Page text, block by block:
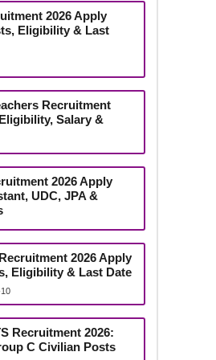
2026 Apply
Eligibility & Last
Recruitment
Salary &
2026 Apply
UDC, JPA &
2026 Apply
Eligibility & Last Date
Recruitment 2026:
C Civilian Posts